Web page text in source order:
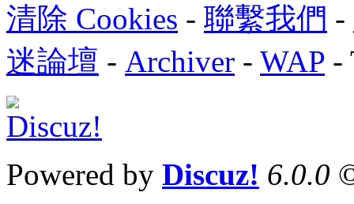
清除 Cookies - 聯繫我們 -
迷論壇 - Archiver - WAP -
Powered by Discuz! 6.0.0